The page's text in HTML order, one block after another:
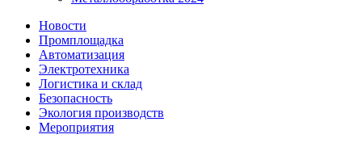
Новости
Промплощадка
Автоматизация
Электротехника
Логистика и склад
Безопасность
Экология производств
Мероприятия